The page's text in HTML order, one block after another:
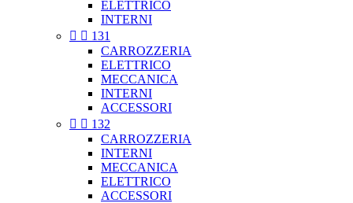
ELETTRICO
INTERNI
  131
CARROZZERIA
ELETTRICO
MECCANICA
INTERNI
ACCESSORI
  132
CARROZZERIA
INTERNI
MECCANICA
ELETTRICO
ACCESSORI